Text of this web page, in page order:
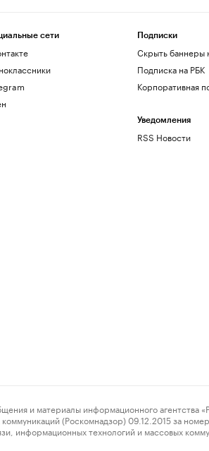
сети Подписки
Скрыть баннеры
Подписка на РБК
Корпоративная
Уведомления
RSS Новости
материалы информационного агентства
(Роскомнадзор) 09.12.2015 за
информационных технологий и массовых